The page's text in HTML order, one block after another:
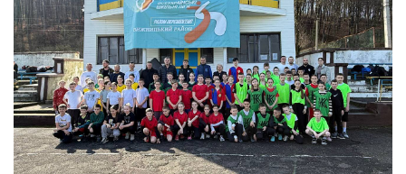
вісті